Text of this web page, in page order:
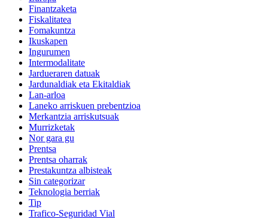
Finantzaketa
Fiskalitatea
Fomakuntza
Ikuskapen
Ingurumen
Intermodalitate
Jardueraren datuak
Jardunaldiak eta Ekitaldiak
Lan-arloa
Laneko arriskuen prebentzioa
Merkantzia arriskutsuak
Murrizketak
Nor gara gu
Prentsa
Prentsa oharrak
Prestakuntza albisteak
Sin categorizar
Teknologia berriak
Tip
Trafico-Seguridad Vial